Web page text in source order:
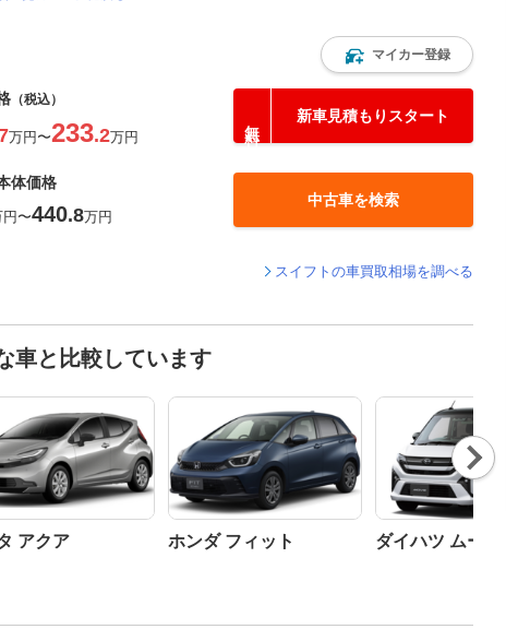
マイカー登録
（税込）
万円〜233.2万円
新車見積もりスタート
体価格
〜440.8万円
中古車を検索
スイフトの車買取相場を調べる
車と比較しています
アクア ホンダ フィット ダイハツ ムーヴ
Nex
t